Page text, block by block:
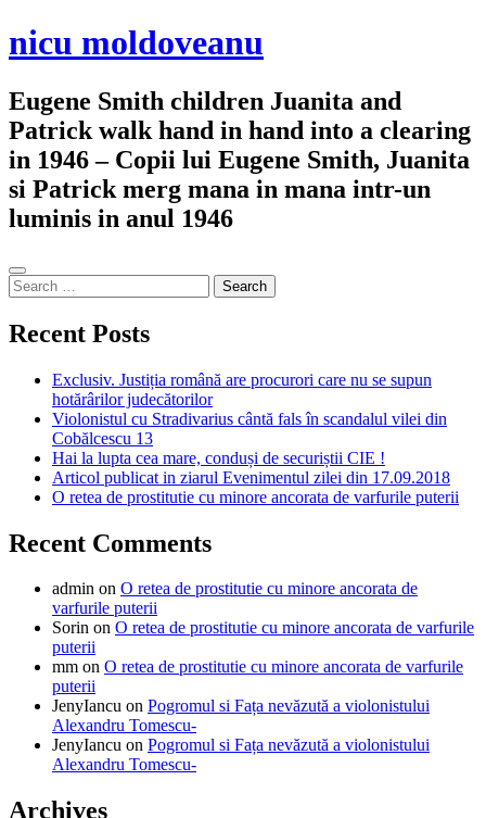
Skip
to
nicu moldoveanu
Eugene Smith children Juanita and
Patrick walk hand in hand into a clearing
in 1946 – Copii lui Eugene Smith, Juanita
si Patrick merg mana in mana intr-un
luminis in anul 1946
Sidebar
Search
for:
Recent Posts
Exclusiv. Justiția română are procurori care nu se supun
hotărârilor judecătorilor
Violonistul cu Stradivarius cântă fals în scandalul vilei din
Cobălcescu 13
Hai la lupta cea mare, conduși de securiștii CIE !
Articol publicat in ziarul Evenimentul zilei din 17.09.2018
O retea de prostitutie cu minore ancorata de varfurile puterii
Recent Comments
admin on O retea de prostitutie cu minore ancorata de
varfurile puterii
Sorin on O retea de prostitutie cu minore ancorata de varfurile
puterii
mm on O retea de prostitutie cu minore ancorata de varfurile
puterii
JenyIancu on Pogromul si Fața nevăzută a violonistului
Alexandru Tomescu-
JenyIancu on Pogromul si Fața nevăzută a violonistului
Alexandru Tomescu-
Archives